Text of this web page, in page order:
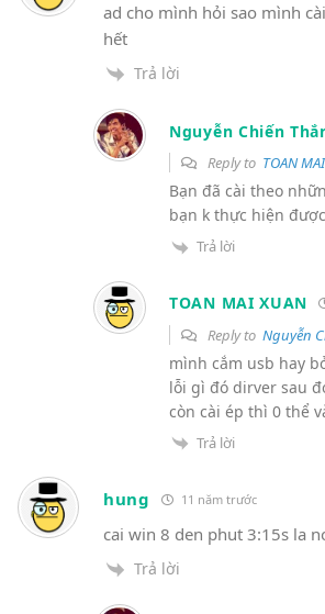
ad cho mình hỏi sao mình
hết
Trả lời
Nguyễn Chiến
Reply to TOAN
Bạn đã cài theo
bạn k thực hiện
Trả lời
TOAN MAI XUAN
Reply to Nguyễn
mình cắm usb hay
lỗi gì đó dirver sau
còn cài ép thì 0 thể
Trả lời
hung 11 năm trước
cai win 8 den phut 3:15s la
Trả lời